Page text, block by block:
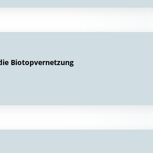
Biotopvernetzung